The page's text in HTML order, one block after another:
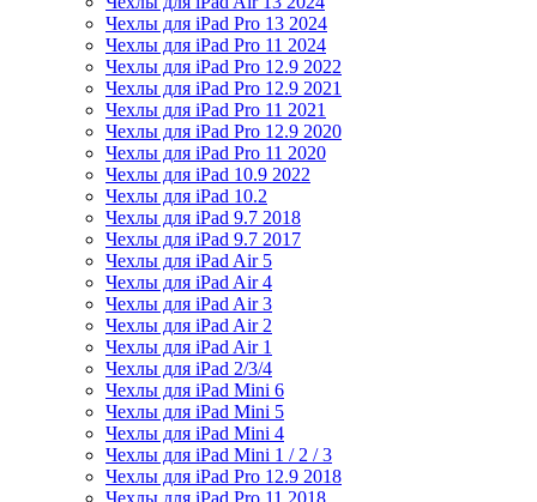
Чехлы для iPad Pro 13 2024
Чехлы для iPad Pro 11 2024
Чехлы для iPad Pro 12.9 2022
Чехлы для iPad Pro 12.9 2021
Чехлы для iPad Pro 11 2021
Чехлы для iPad Pro 12.9 2020
Чехлы для iPad Pro 11 2020
Чехлы для iPad 10.9 2022
Чехлы для iPad 10.2
Чехлы для iPad 9.7 2018
Чехлы для iPad 9.7 2017
Чехлы для iPad Air 5
Чехлы для iPad Air 4
Чехлы для iPad Air 3
Чехлы для iPad Air 2
Чехлы для iPad Air 1
Чехлы для iPad 2/3/4
Чехлы для iPad Mini 6
Чехлы для iPad Mini 5
Чехлы для iPad Mini 4
Чехлы для iPad Mini 1 / 2 / 3
Чехлы для iPad Pro 12.9 2018
Чехлы для iPad Pro 11 2018